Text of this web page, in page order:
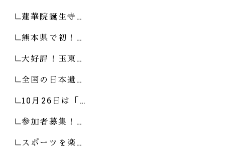
蓮華院誕生寺…
熊本県で初！…
大好評！玉東…
全国の日本遺…
10月26日は「…
参加者募集！…
スポーツを楽…